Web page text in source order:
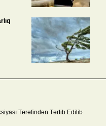
Tərəfindən Tərtib Edilib